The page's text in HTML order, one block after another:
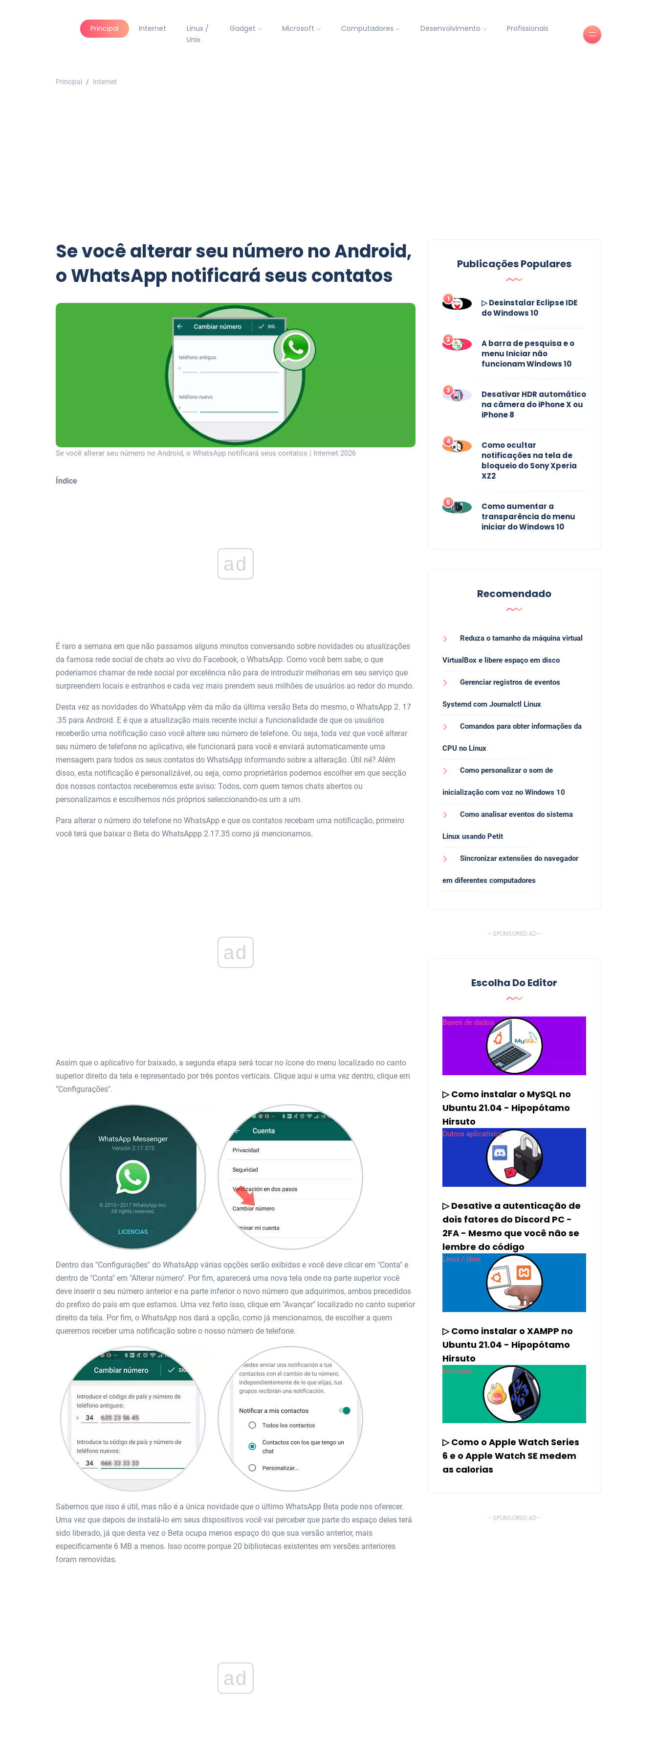
Principal Internet
Linux /
Unix
Gadget Microsoft Computadores Desenvolvimento Profissionais
Principal Internet
Se você alterar seu número no Android,
o WhatsApp notificará seus contatos
Se você alterar seu número no Android, o WhatsApp notificará seus contatos | Internet 2026
Índice
ad
É raro a semana em que não passamos alguns minutos conversando sobre novidades ou atualizações
da famosa rede social de chats ao vivo do Facebook, o WhatsApp. Como você bem sabe, o que
poderíamos chamar de rede social por excelência não para de introduzir melhorias em seu serviço que
surpreendem locais e estranhos e cada vez mais prendem seus milhões de usuários ao redor do mundo.
Desta vez as novidades do WhatsApp vêm da mão da última versão Beta do mesmo, o WhatsApp 2. 17
.35 para Android. E é que a atualização mais recente inclui a funcionalidade de que os usuários
receberão uma notificação caso você altere seu número de telefone. Ou seja, toda vez que você alterar
seu número de telefone no aplicativo, ele funcionará para você e enviará automaticamente uma
mensagem para todos os seus contatos do WhatsApp informando sobre a alteração. Útil né? Além
disso, esta notificação é personalizável, ou seja, como proprietários podemos escolher em que secção
dos nossos contactos receberemos este aviso: Todos, com quem temos chats abertos ou
personalizamos e escolhemos nós próprios seleccionando-os um a um.
Para alterar o número do telefone no WhatsApp e que os contatos recebam uma notificação, primeiro
você terá que baixar o Beta do WhatsAppp 2.17.35 como já mencionamos.
ad
Assim que o aplicativo for baixado, a segunda etapa será tocar no ícone do menu localizado no canto
superior direito da tela e representado por três pontos verticais. Clique aqui e uma vez dentro, clique em
"Configurações".
Dentro das "Configurações" do WhatsApp várias opções serão exibidas e você deve clicar em "Conta" e
dentro de "Conta" em "Alterar número". Por fim, aparecerá uma nova tela onde na parte superior você
deve inserir o seu número anterior e na parte inferior o novo número que adquirimos, ambos precedidos
do prefixo do país em que estamos. Uma vez feito isso, clique em "Avançar" localizado no canto superior
direito da tela. Por fim, o WhatsApp nos dará a opção, como já mencionamos, de escolher a quem
queremos receber uma notificação sobre o nosso número de telefone.
Sabemos que isso é útil, mas não é a única novidade que o último WhatsApp Beta pode nos oferecer.
Uma vez que depois de instalá-lo em seus dispositivos você vai perceber que parte do espaço deles terá
sido liberado, já que desta vez o Beta ocupa menos espaço do que sua versão anterior, mais
especificamente 6 MB a menos. Isso ocorre porque 20 bibliotecas existentes em versões anteriores
foram removidas.
ad
Publicações Populares
1
▷ Desinstalar Eclipse IDE
do Windows 10
2
A barra de pesquisa e o
menu Iniciar não
funcionam Windows 10
3
Desativar HDR automático
na câmera do iPhone X ou
iPhone 8
4
Como ocultar
notificações na tela de
bloqueio do Sony Xperia
XZ2
5
Como aumentar a
transparência do menu
iniciar do Windows 10
Recomendado
Reduza o tamanho da máquina virtual
VirtualBox e libere espaço em disco
Gerenciar registros de eventos
Systemd com Journalctl Linux
Comandos para obter informações da
CPU no Linux
Como personalizar o som de
inicialização com voz no Windows 10
Como analisar eventos do sistema
Linux usando Petit
Sincronizar extensões do navegador
em diferentes computadores
- SPONSORED AD -
Escolha Do Editor
Bases de dados
▷ Como instalar o MySQL no
Ubuntu 21.04 - Hipopótamo
Hirsuto
Outros aplicativos
▷ Desative a autenticação de
dois fatores do Discord PC -
2FA - Mesmo que você não se
lembre do código
Linux / Unix
▷ Como instalar o XAMPP no
Ubuntu 21.04 - Hipopótamo
Hirsuto
Manzana
▷ Como o Apple Watch Series
6 e o ​​Apple Watch SE medem
as calorias
- SPONSORED AD -